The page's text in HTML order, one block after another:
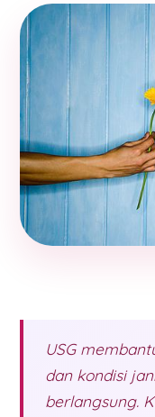
USG
dan kondisi
berlangsung.